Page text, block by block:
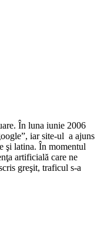
În luna iunie 2006
iar site-ul a ajuns
şi latina. În momentul
artificială care ne
greşit, traficul s-a